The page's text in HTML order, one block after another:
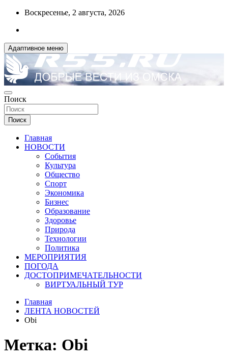
Перейти
содержимому
Воскресенье, 2 августа, 2026
Адаптивное меню
R55.RU
ДОБРЫЕ ВЕСТИ ИЗ ОМСКА
Поиск
Поиск
Главная
НОВОСТИ
События
Культура
Общество
Спорт
Экономика
Бизнес
Образование
Здоровье
Природа
Технологии
Политика
МЕРОПРИЯТИЯ
ПОГОДА
ДОСТОПРИМЕЧАТЕЛЬНОСТИ
ВИРТУАЛЬНЫЙ ТУР
Главная
ЛЕНТА НОВОСТЕЙ
Obi
Метка: Obi